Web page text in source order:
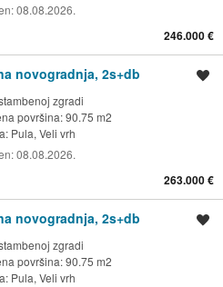
08.08.2026.
246.000 €
novogradnja, 2s+db
zgradi
površina: 90.75 m2
Pula, Veli vrh
08.08.2026.
263.000 €
novogradnja, 2s+db
zgradi
površina: 90.75 m2
Pula, Veli vrh